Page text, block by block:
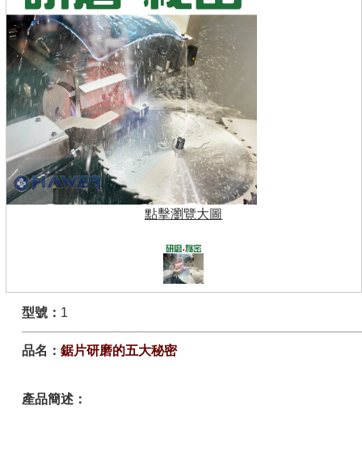
點擊瀏覽大圖
型號： 1
品名： 鋸片研磨的五大秘密
產品簡述：